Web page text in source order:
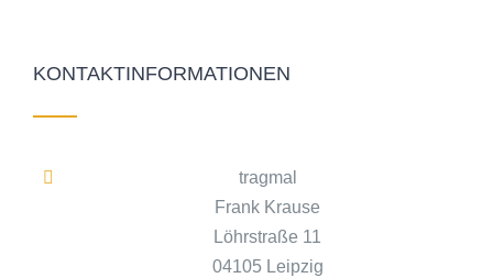
KONTAKTINFORMATIONEN
tragmal
Frank Krause
Löhrstraße 11
04105 Leipzig